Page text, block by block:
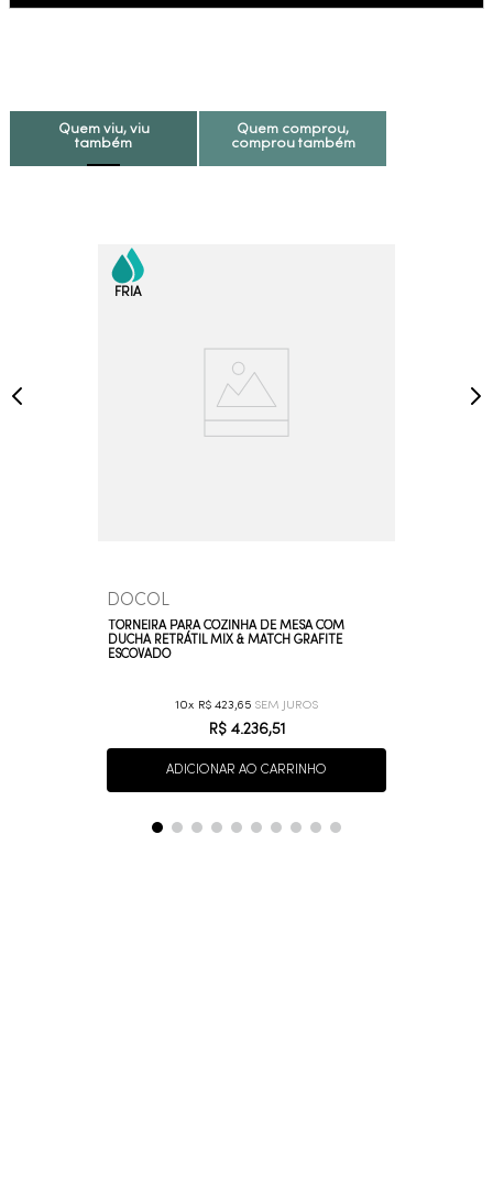
Quem viu, viu
também
Quem comprou,
comprou também
DOCOL
TORNEIRA PARA COZINHA DE MESA COM
DUCHA RETRÁTIL MIX & MATCH GRAFITE
ESCOVADO
10 R$ 423,65
R$ 4.236,51
ADICIONAR AO CARRINHO